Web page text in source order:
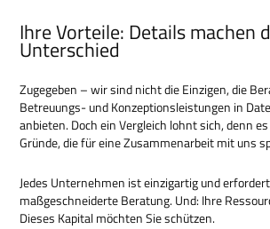
Ihre Vorteile: Details machen
Unterschied
Zugegeben – wir sind nicht die Einzigen, die
Betreuungs- und Konzeptionsleistungen in
anbieten. Doch ein Vergleich lohnt sich, denn
Gründe, die für eine Zusammenarbeit mit uns
Jedes Unternehmen ist einzigartig und
maßgeschneiderte Beratung. Und: Ihre
Dieses Kapital möchten Sie schützen.